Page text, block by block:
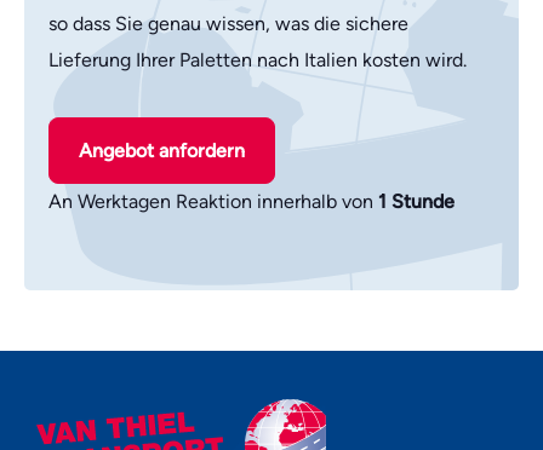
so dass Sie genau wissen, was die sichere
Lieferung Ihrer Paletten nach Italien kosten wird.
Angebot anfordern
An Werktagen Reaktion innerhalb von 1 Stunde